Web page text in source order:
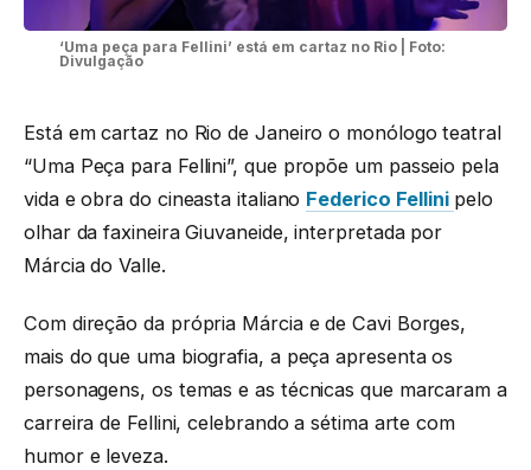
‘Uma peça para Fellini’ está em cartaz no Rio | Foto:
Divulgação
Está em cartaz no Rio de Janeiro o monólogo teatral
“Uma Peça para Fellini”, que propõe um passeio pela
vida e obra do cineasta italiano Federico Fellini pelo
olhar da faxineira Giuvaneide, interpretada por
Márcia do Valle.
Com direção da própria Márcia e de Cavi Borges,
mais do que uma biografia, a peça apresenta os
personagens, os temas e as técnicas que marcaram a
carreira de Fellini, celebrando a sétima arte com
humor e leveza.